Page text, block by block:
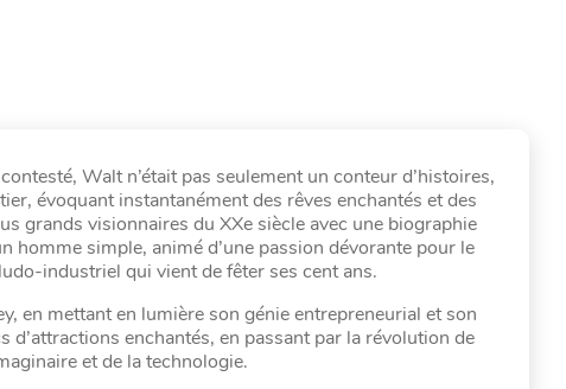
Walt n’était pas seulement un conteur d’histoires,
évoquant instantanément des rêves enchantés et des
grands visionnaires du XXe siècle avec une biographie
homme simple, animé d’une passion dévorante pour le
industriel qui vient de fêter ses cent ans.
en mettant en lumière son génie entrepreneurial et son
d’attractions enchantés, en passant par la révolution de
et de la technologie.